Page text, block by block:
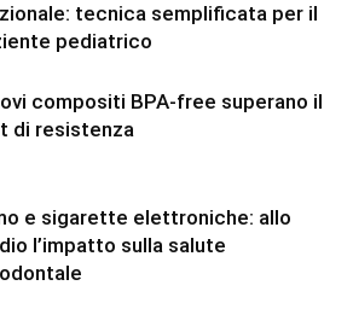
tecnica semplificata per il
pediatrico
compositi BPA-free superano il
di resistenza
e sigarette elettroniche: allo
l’impatto sulla salute